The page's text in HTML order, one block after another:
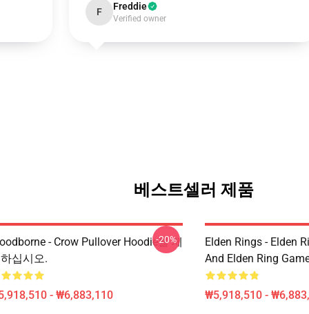
F Freddie
Verified owner
베스트셀러 제품
- Crow Pullover Hoodie를 제
십시오.
- ₩6,883,110
-20%
Elden Rings - Elden
And Elden Ring
₩5,918,510 -